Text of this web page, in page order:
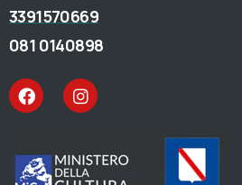
3391570669
081 0140898